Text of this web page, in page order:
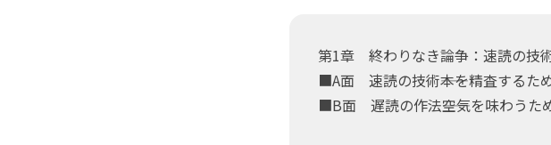
第1章 終わりなき論争：速読の技
■A面 速読の技術――本を精査するた
■B面 遅読の作法――空気を味わうた